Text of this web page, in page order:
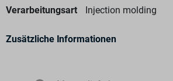
Verarbeitungsart
Injection molding
Zusätzliche Informationen